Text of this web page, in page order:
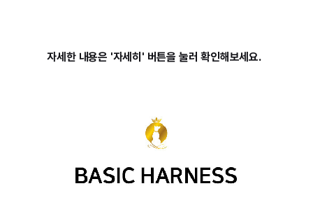
자세한 내용은 '자세히' 버튼을 눌러 확인해보세요.